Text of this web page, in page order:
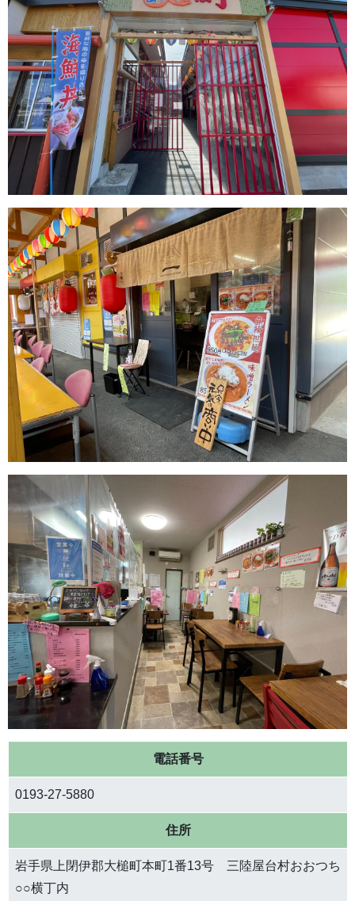
電話番号
0193-27-5880
住所
岩手県上閉伊郡大槌町本町1番13号 三陸屋台村おおつち
○○横丁内